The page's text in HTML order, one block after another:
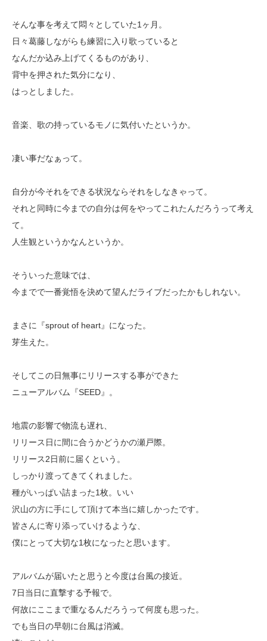
そんな事を考えて悶々としていた1ヶ月。
日々葛藤しながらも練習に入り歌っていると
なんだか込み上げてくるものがあり、
背中を押された気分になり、
はっとしました。
音楽、歌の持っているモノに気付いたというか。
凄い事だなぁって。
自分が今それをできる状況ならそれをしなきゃって。
それと同時に今までの自分は何をやってこれたんだろうって考え
て。
人生観というかなんというか。
そういった意味では、
今までで一番覚悟を決めて望んだライブだったかもしれない。
まさに『sprout of heart』になった。
芽生えた。
そしてこの日無事にリリースする事ができた
ニューアルバム『SEED』。
地震の影響で物流も遅れ、
リリース日に間に合うかどうかの瀬戸際。
リリース2日前に届くという。
しっかり渡ってきてくれました。
種がいっぱい詰まった1枚。いい
沢山の方に手にして頂けて本当に嬉しかったです。
皆さんに寄り添っていけるような、
僕にとって大切な1枚になったと思います。
アルバムが届いたと思うと今度は台風の接近。
7日当日に直撃する予報で。
何故にここまで重なるんだろうって何度も思った。
でも当日の早朝に台風は消滅。